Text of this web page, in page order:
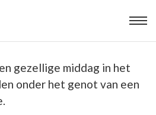
gezellige middag in het
onder het genot van een